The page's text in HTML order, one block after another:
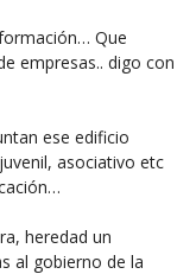
Que
empresas.. digo con
ese edificio
asociativo etc
heredad un
al gobierno de la